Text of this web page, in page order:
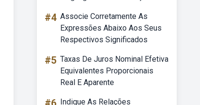
#4 Associe Corretamente As
Expressões Abaixo Aos Seus
Respectivos Significados
#5 Taxas De Juros Nominal Efetiva
Equivalentes Proporcionais
Real E Aparente
Indique As Relações